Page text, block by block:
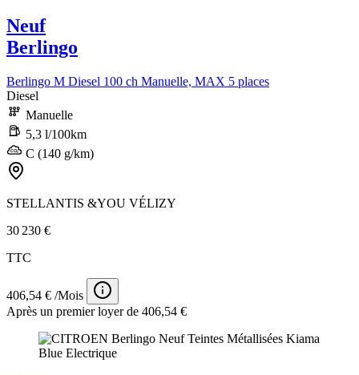
Neuf
Berlingo
Berlingo M Diesel 100 ch Manuelle, MAX 5 places
Diesel
Manuelle
5,3 l/100km
C (140 g/km)
STELLANTIS &YOU VÉLIZY
30 230 €
TTC
406,54 € /Mois
Après un premier loyer de 406,54 €